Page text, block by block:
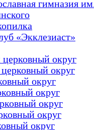
гимназия
«Экклезиаст»
округ
округ
округ
округ
округ
округ
округ